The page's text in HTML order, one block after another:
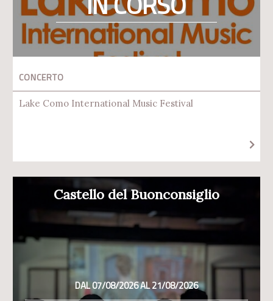
CONCERTO
Lake Como International Music Festival
Castello del Buonconsiglio
DAL 07/08/2026 AL 21/08/2026